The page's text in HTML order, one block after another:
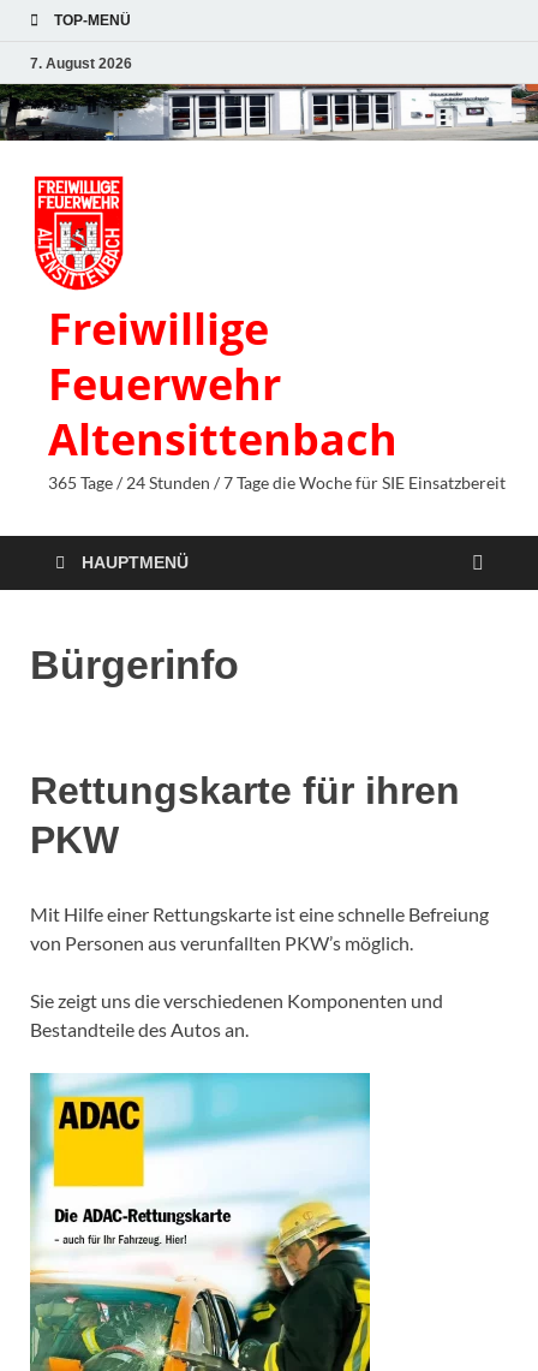
TOP-MENÜ
7. August 2026
Freiwillige
Feuerwehr
Altensittenbach
365 Tage / 24 Stunden / 7 Tage die Woche für SIE Einsatzbereit
HAUPTMENÜ
Bürgerinfo
Rettungskarte für ihren
PKW
Mit Hilfe einer Rettungskarte ist eine schnelle Befreiung
von Personen aus verunfallten PKW’s möglich.
Sie zeigt uns die verschiedenen Komponenten und
Bestandteile des Autos an.